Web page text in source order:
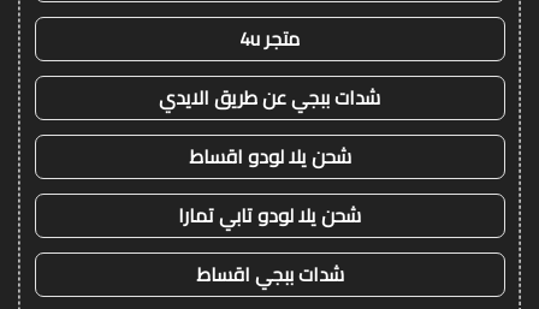
متجر 4u
شدات ببجي عن طريق الايدي
شحن يلا لودو اقساط
شحن يلا لودو تابي تمارا
شدات ببجي اقساط